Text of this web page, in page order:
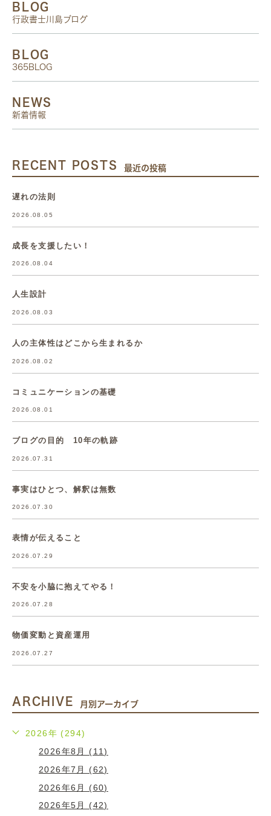
BLOG
行政書士川島ブログ
BLOG
365BLOG
NEWS
新着情報
RECENT POSTS 最近の投稿
遅れの法則
2026.08.05
成長を支援したい！
2026.08.04
人生設計
2026.08.03
人の主体性はどこから生まれるか
2026.08.02
コミュニケーションの基礎
2026.08.01
ブログの目的 10年の軌跡
2026.07.31
事実はひとつ、解釈は無数
2026.07.30
表情が伝えること
2026.07.29
不安を小脇に抱えてやる！
2026.07.28
物価変動と資産運用
2026.07.27
ARCHIVE 月別アーカイブ
2026年 (294)
2026年8月 (11)
2026年7月 (62)
2026年6月 (60)
2026年5月 (42)